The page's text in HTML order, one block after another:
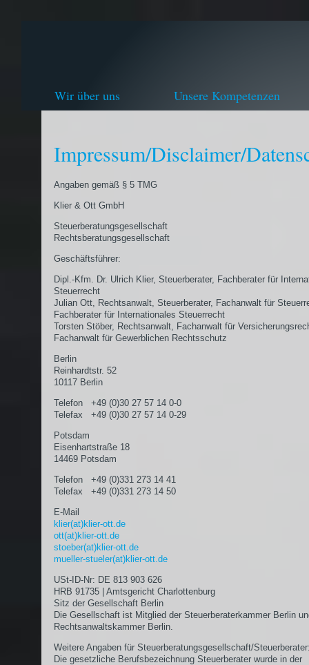
Wir über uns Unsere Kompetenzen
Impressum/Disclaimer/
Angaben gemäß § 5 TMG
Klier & Ott GmbH
Steuerberatungsgesellschaft
Rechtsberatungsgesellschaft
Geschäftsführer:
Dipl.-Kfm. Dr. Ulrich Klier, Steuerberater, Fachberater für
Steuerrecht
Julian Ott, Rechtsanwalt, Steuerberater, Fachanwalt für
Fachberater für Internationales Steuerrecht
Torsten Stöber, Rechtsanwalt, Fachanwalt für
Fachanwalt für Gewerblichen Rechtsschutz
Berlin
Reinhardtstr. 52
10117 Berlin
Telefon +49 (0)30 27 57 14 0-0
Telefax +49 (0)30 27 57 14 0-29
Potsdam
Eisenhartstraße 18
14469 Potsdam
Telefon +49 (0)331 273 14 41
Telefax +49 (0)331 273 14 50
E-Mail
klier(at)klier-ott.de
ott(at)klier-ott.de
stoeber(at)klier-ott.de
mueller-stueler(at)klier-ott.de
USt-ID-Nr: DE 813 903 626
HRB 91735 | Amtsgericht Charlottenburg
Sitz der Gesellschaft Berlin
Die Gesellschaft ist Mitglied der Steuerberaterkammer Berlin
Rechtsanwaltskammer Berlin.
Weitere Angaben für Steuerberatungsgesellschaft/
Die gesetzliche Berufsbezeichnung Steuerberater wurde in der